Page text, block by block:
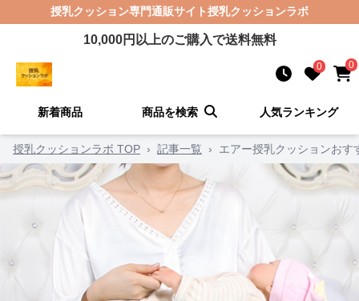
授乳クッション専門通販サイト授乳クッションラボ
10,000円以上のご購入で送料無料
0 0
新着商品 商品を検索 人気ランキング
授乳クッションラボ TOP › 記事一覧 › エアー授乳クッションおす